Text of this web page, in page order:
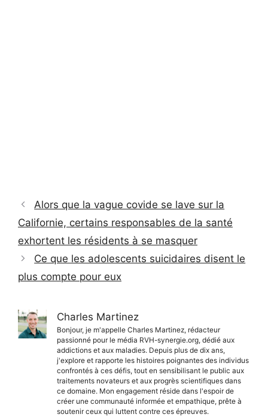
Alors que la vague covide se lave sur la
Californie, certains responsables de la santé
exhortent les résidents à se masquer
Ce que les adolescents suicidaires disent le
plus compte pour eux
Charles Martinez
Bonjour, je m'appelle Charles Martinez, rédacteur
passionné pour le média RVH-synergie.org, dédié aux
addictions et aux maladies. Depuis plus de dix ans,
j'explore et rapporte les histoires poignantes des individus
confrontés à ces défis, tout en sensibilisant le public aux
traitements novateurs et aux progrès scientifiques dans
ce domaine. Mon engagement réside dans l'espoir de
créer une communauté informée et empathique, prête à
soutenir ceux qui luttent contre ces épreuves.